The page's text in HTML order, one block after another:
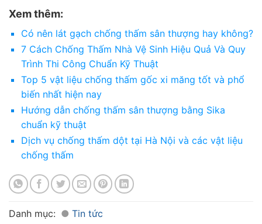
Xem thêm:
Có nên lát gạch chống thấm sân thượng hay không?
7 Cách Chống Thấm Nhà Vệ Sinh Hiệu Quả Và Quy
Trình Thi Công Chuẩn Kỹ Thuật
Top 5 vật liệu chống thấm gốc xi măng tốt và phổ
biến nhất hiện nay
Hướng dẫn chống thấm sân thượng bằng Sika
chuẩn kỹ thuật
Dịch vụ chống thấm dột tại Hà Nội và các vật liệu
chống thấm
Danh mục: Tin tức